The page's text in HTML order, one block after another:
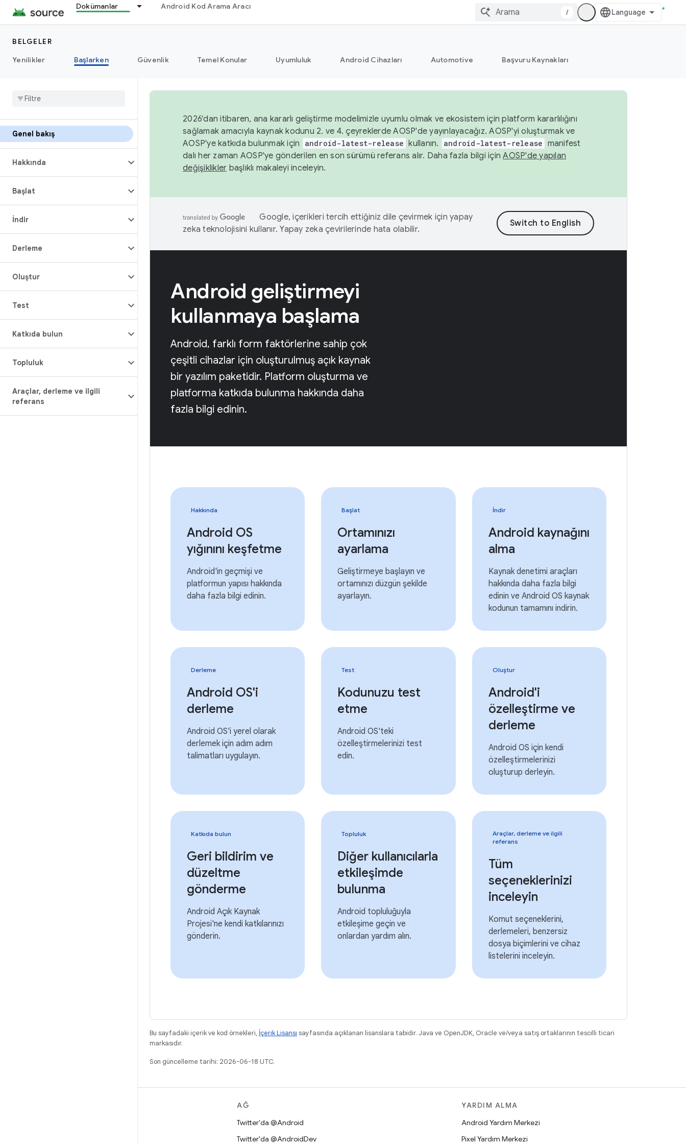
Dokümanlar Android Kod Arama Aracı
/
BELGELER
Yenilikler
Başlarken Güvenlik Temel Konular Uyumluluk Android Cihazları Automotive Başvuru Kaynakları
Genel bakış
Hakkında
Başlat
İndir
Derleme
Oluştur
Test
Katkıda bulun
Topluluk
Araçlar, derleme ve ilgili
referans
2026'dan itibaren, ana kararlı geliştirme modelimizle uyumlu olmak ve ekosistem için platform kararlılığını
sağlamak amacıyla kaynak kodunu 2. ve 4. çeyreklerde AOSP'de yayınlayacağız. AOSP'yi oluşturmak ve
AOSP'ye katkıda bulunmak için
android-latest-release kullanın. android-latest-release manifest
dalı her zaman AOSP'ye gönderilen en son sürümü referans alır. Daha fazla bilgi içinAOSP'de yapılan
değişiklikler başlıklı makaleyi inceleyin.
Google, içerikleri tercih ettiğiniz dile çevirmek için yapay
zeka teknolojisini kullanır. Yapay zeka çevirilerinde hata olabilir.
Android geliştirmeyi
kullanmaya başlama
Android, farklı form faktörlerine sahip çok
çeşitli cihazlar için oluşturulmuş açık kaynak
bir yazılım paketidir. Platform oluşturma ve
platforma katkıda bulunma hakkında daha
fazla bilgi edinin.
Hakkında
Android OS
yığınını keşfetme
Android'in geçmişi ve
platformun yapısı hakkında
daha fazla bilgi edinin.
Başlat
Ortamınızı
ayarlama
Geliştirmeye başlayın ve
ortamınızı düzgün şekilde
ayarlayın.
İndir
Android kaynağını
alma
Kaynak denetimi araçları
hakkında daha fazla bilgi
edinin ve Android OS kaynak
kodunun tamamını indirin.
Derleme
Android OS'i
derleme
Android OS'i yerel olarak
derlemek için adım adım
talimatları uygulayın.
Test
Kodunuzu test
etme
Android OS'teki
özelleştirmelerinizi test
edin.
Oluştur
Android'i
özelleştirme ve
derleme
Android OS için kendi
özelleştirmelerinizi
oluşturup derleyin.
Katkıda bulun
Geri bildirim ve
düzeltme
gönderme
Android Açık Kaynak
Projesi'ne kendi katkılarınızı
gönderin.
Topluluk
Diğer kullanıcılarla
etkileşimde
bulunma
Android topluluğuyla
etkileşime geçin ve
onlardan yardım alın.
Araçlar, derleme ve ilgili
referans
Tüm
seçeneklerinizi
inceleyin
Komut seçeneklerini,
derlemeleri, benzersiz
dosya biçimlerini ve cihaz
listelerini inceleyin.
Bu sayfadaki içerik ve kod örnekleri, İçerik Lisansı sayfasında açıklanan lisanslara tabidir. Java ve OpenJDK, Oracle ve/veya satış ortaklarının tescilli ticari
markasıdır.
Son güncelleme tarihi: 2026-06-18 UTC.
AĞ
Twitter'da @Android
Twitter'da @AndroidDev
YARDIM ALMA
Android Yardım Merkezi
Pixel Yardım Merkezi